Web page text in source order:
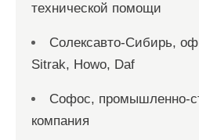
технической помощи
Солексавто-Сибирь,
Sitrak, Howo, Daf
Софос, промышленно-
компания